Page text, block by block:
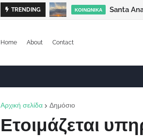
TRENDING ΚΟΙΝΩΝΙΚΆ Santa
Home About Contact
Αρχική σελίδα Δημόσιο
Ετοιμάζεται